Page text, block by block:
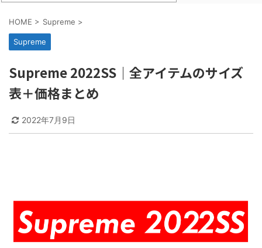
HOME > Supreme >
Supreme
Supreme 2022SS｜全アイテムのサイズ
表＋価格まとめ
2022年7月9日